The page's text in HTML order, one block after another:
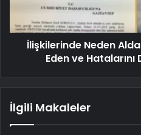
İlişkilerinde Neden
Eden ve Hatalarını
İlgili Makaleler